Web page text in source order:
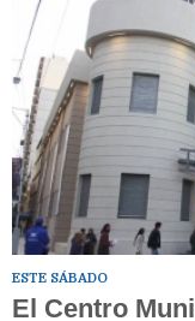
ESTE SÁBADO
El Centro